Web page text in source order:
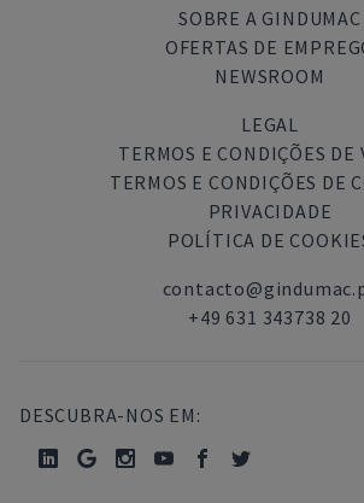
SOBRE A GINDUMAC
OFERTAS DE
NEWSROOM
LEGAL
TERMOS E CONDIÇÕES DE
TERMOS E CONDIÇÕES DE
PRIVACIDADE
POLÍTICA DE
+49 631 343738 20
DESCUBRA-NOS EM: